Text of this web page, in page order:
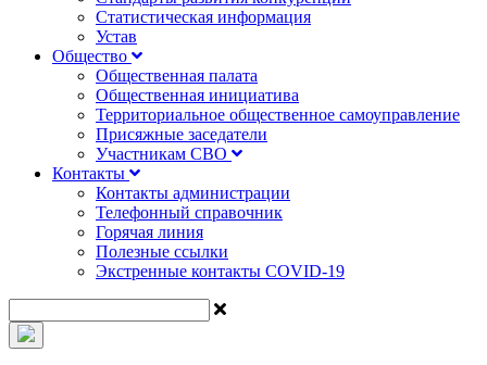
Статистическая информация
Устав
Общество
Общественная палата
Общественная инициатива
Территориальное общественное самоуправление
Присяжные заседатели
Участникам СВО
Контакты
Контакты администрации
Телефонный справочник
Горячая линия
Полезные ссылки
Экстренные контакты COVID-19